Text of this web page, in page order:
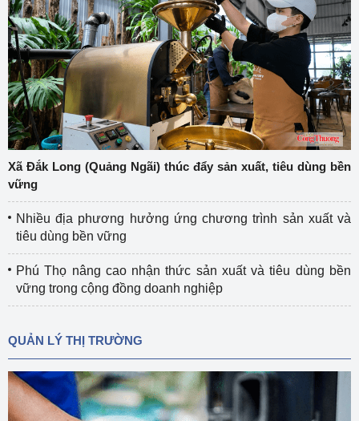
Xã Đắk Long (Quảng Ngãi) thúc đẩy sản xuất, tiêu dùng bền
vững
Nhiều địa phương hưởng ứng chương trình sản xuất và
tiêu dùng bền vững
Phú Thọ nâng cao nhận thức sản xuất và tiêu dùng bền
vững trong cộng đồng doanh nghiệp
QUẢN LÝ THỊ TRƯỜNG